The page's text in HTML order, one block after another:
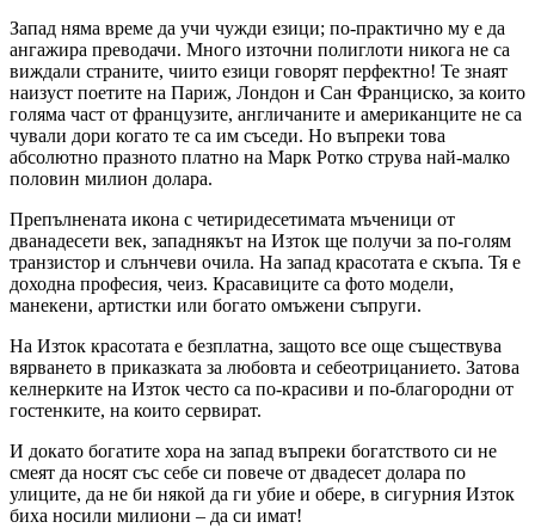
Запад няма време да учи чужди езици; по-практично му е да
ангажира преводачи. Много източни полиглоти никога не са
виждали страните, чиито езици говорят перфектно! Те знаят
наизуст поетите на Париж, Лондон и Сан Франциско, за които
голяма част от французите, англичаните и американците не са
чували дори когато те са им съседи. Но въпреки това
абсолютно празното платно на Марк Ротко струва най-малко
половин милион долара.
Препълнената икона с четиридесетимата мъченици от
дванадесети век, западнякът на Изток ще получи за по-голям
транзистор и слънчеви очила. На запад красотата е скъпа. Тя е
доходна професия, чеиз. Красавиците са фото модели,
манекени, артистки или богато омъжени съпруги.
На Изток красотата е безплатна, защото все още съществува
вярването в приказката за любовта и себеотрицанието. Затова
келнерките на Изток често са по-красиви и по-благородни от
гостенките, на които сервират.
И докато богатите хора на запад въпреки богатството си не
смеят да носят със себе си повече от двадесет долара по
улиците, да не би някой да ги убие и обере, в сигурния Изток
биха носили милиони – да си имат!